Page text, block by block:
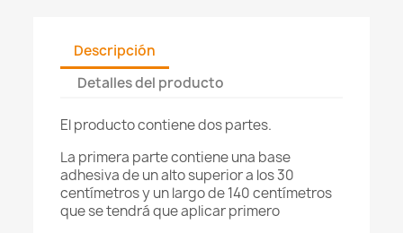
Descripción
Detalles del producto
El producto contiene dos partes.
La primera parte contiene una base
adhesiva de un alto superior a los 30
centímetros y un largo de 140 centímetros
que se tendrá que aplicar primero